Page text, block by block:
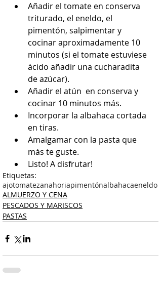
Añadir el tomate en conserva
triturado, el eneldo, el
pimentón, salpimentar y
cocinar aproximadamente 10
minutos (si el tomate estuviese
ácido añadir una cucharadita
de azúcar).
Añadir el atún  en conserva y
cocinar 10 minutos más.
Incorporar la albahaca cortada
en tiras.
Amalgamar con la pasta que
más te guste.
Listo! A disfrutar!
Etiquetas:
ajotomatezanahoriapimentónalbahacaeneldo
ALMUERZO Y CENA
PESCADOS Y MARISCOS
PASTAS